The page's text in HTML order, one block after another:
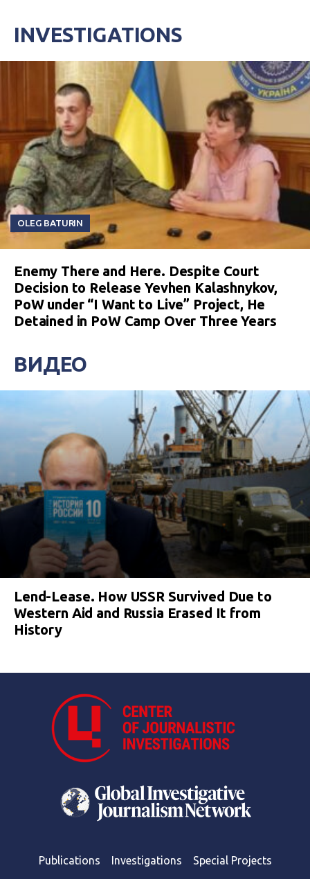
INVESTIGATIONS
OLEG BATURIN
Enemy There and Here. Despite Court
Decision to Release Yevhen Kalashnykov,
PoW under “I Want to Live” Project, He
Detained in PoW Camp Over Three Years
ВИДЕО
Lend-Lease. How USSR Survived Due to
Western Aid and Russia Erased It from
History
Publications Investigations Special Projects